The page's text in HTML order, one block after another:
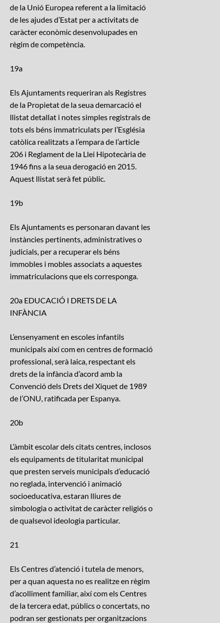
de la Unió Europea referent a la limitació
de les ajudes d’Estat per a activitats de
caràcter econòmic desenvolupades en
règim de competència.
19a
Els Ajuntaments requeriran als Registres
de la Propietat de la seua demarcació el
llistat detallat i notes simples registrals de
tots els béns immatriculats per l’Església
catòlica realitzats a l’empara de l’article
206 i Reglament de la Llei Hipotecària de
1946 fins a la seua derogació en 2015.
Aquest llistat serà fet públic.
19b
Els Ajuntaments es personaran davant les
instàncies pertinents, administratives o
judicials, per a recuperar els béns
immobles i mobles associats a aquestes
immatriculacions que els corresponga.
20a EDUCACIÓ I DRETS DE LA
INFÀNCIA
L’ensenyament en escoles infantils
municipals així com en centres de formació
professional, serà laica, respectant els
drets de la infància d’acord amb la
Convenció dels Drets del Xiquet de 1989
de l’ONU, ratificada per Espanya.
20b
L’àmbit escolar dels citats centres, inclosos
els equipaments de titularitat municipal
que presten serveis municipals d’educació
no reglada, intervenció i animació
socioeducativa, estaran lliures de
simbologia o activitat de caràcter religiós o
de qualsevol ideologia particular.
21
Els Centres d’atenció i tutela de menors,
per a quan aquesta no es realitze en règim
d’acolliment familiar, així com els Centres
de la tercera edat, públics o concertats, no
podran ser gestionats per organitzacions